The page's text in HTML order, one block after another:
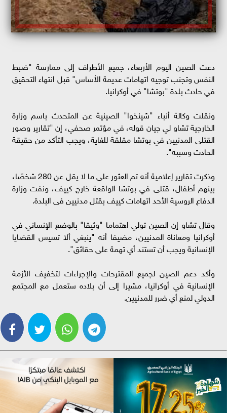
دعت الصين اليوم الأربعاء، جميع الأطراف إلى ممارسة "ضبط
النفس وتجنب توجيه اتهامات عديمة الأساس" قبل انتهاء التحقيق
في حادث بلدة "بوتشا" في أوكرانيا.
ونقلت وكالة أنباء "شينخوا" الصينية عن المتحدث باسم وزارة
الخارجية تشاو لي جيان قوله، في مؤتمر صحفي، إن "تقارير وصور
القتلى المدنيين في بوتشا مقلقة للغاية، ويجب التأكد من حقيقة
الحادث وسببه".
وذكرت تقارير إعلامية أنه تم العثور على ما لا يقل عن 280 شخصًا،
بينهم أطفال، قتلى في بوتشا الواقعة خارج كييف، ونفت وزارة
الدفاع الروسية الأحد اتهامات كييف بقتل مدنيين فى البلدة.
وقال تشاو إن الصين تولي اهتماما "وثيقا" بالوضع الإنساني في
أوكرانيا ومعاناة المدنيين، مضيفا أنه "ينبغي ألا تسيس القضايا
الإنسانية ويجب أن تستند أي تهمة على حقائق".
وأكد دعم الصين لجميع المقترحات والإجراءات لتخفيف الأزمة
الإنسانية في أوكرانيا، مشيرا إلى أن بلاده ستعمل مع المجتمع
الدولي لمنع أي ضرر للمدنيين.